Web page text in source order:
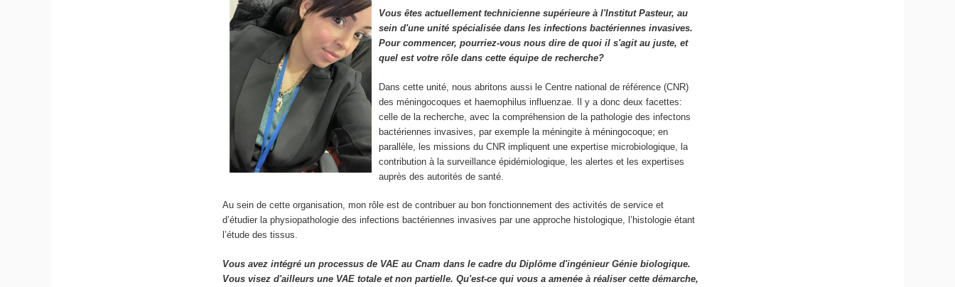
Vous êtes actuellement technicienne supérieure à l'Institut Pasteur, au
sein d'une unité spécialisée dans les infections bactériennes invasives.
Pour commencer, pourriez-vous nous dire de quoi il s'agit au juste, et
quel est votre rôle dans cette équipe de recherche?
Dans cette unité, nous abritons aussi le Centre national de référence (CNR)
des méningocoques et haemophilus influenzae. Il y a donc deux facettes:
celle de la recherche, avec la compréhension de la pathologie des infectons
bactériennes invasives, par exemple la méningite à méningocoque; en
parallèle, les missions du CNR impliquent une expertise microbiologique, la
contribution à la surveillance épidémiologique, les alertes et les expertises
auprès des autorités de santé.
Au sein de cette organisation, mon rôle est de contribuer au bon fonctionnement des activités de service et
d’étudier la physiopathologie des infections bactériennes invasives par une approche histologique, l’histologie étant
l’étude des tissus.
Vous avez intégré un processus de VAE au Cnam dans le cadre du Diplôme d'ingénieur Génie biologique.
Vous visez d'ailleurs une VAE totale et non partielle. Qu'est-ce qui vous a amenée à réaliser cette démarche,